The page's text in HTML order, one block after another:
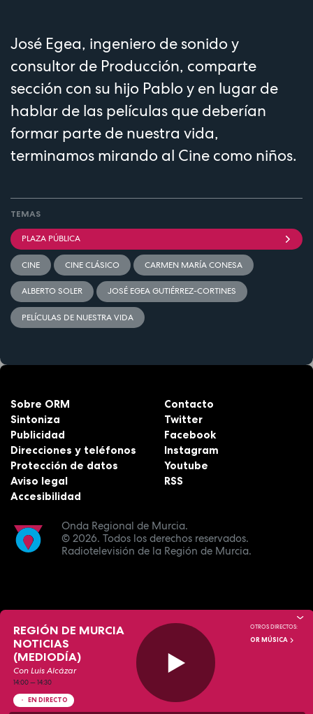
José Egea, ingeniero de sonido y
consultor de Producción, comparte
sección con su hijo Pablo y en lugar de
hablar de las películas que deberían
formar parte de nuestra vida,
terminamos mirando al Cine como niños.
TEMAS
PLAZA PÚBLICA
CINE CINE CLÁSICO CARMEN MARÍA CONESA
ALBERTO SOLER JOSÉ EGEA GUTIÉRREZ-CORTINES
PELÍCULAS DE NUESTRA VIDA
Onda Regional de Murcia.
© 2026. Todos los derechos reservados.
Radiotelevisión de la Región de Murcia.
Sobre ORM
Sintoniza
Publicidad
Direcciones y teléfonos
Protección de datos
Aviso legal
Accesibilidad
Contacto
Twitter
Facebook
Instagram
Youtube
RSS
REGIÓN DE MURCIA
NOTICIAS
(MEDIODÍA)
Con Luis Alcázar
14:00—14:30
EN DIRECTO
OTROS DIRECTOS:
OR MÚSICA